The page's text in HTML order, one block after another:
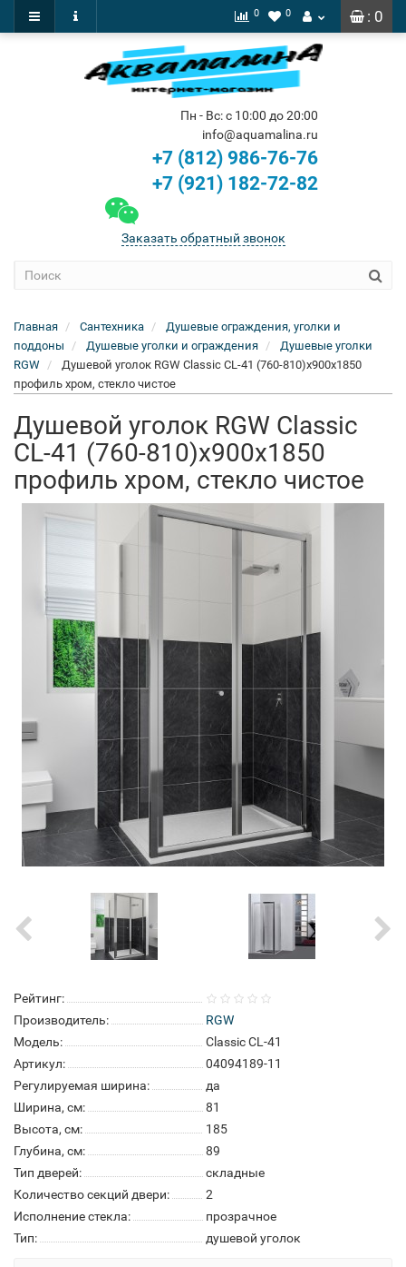
: 0
0 0
Пн - Вс: с 10:00 до 20:00
info@aquamalina.ru
+7 (812) 986-76-76
+7 (921) 182-72-82
Заказать обратный звонок
Главная Сантехника
Душевые ограждения, уголки и
поддоны
Душевые уголки и ограждения
Душевые уголки
RGW
Душевой уголок RGW Classic CL-41 (760-810)x900x1850
профиль хром, стекло чистое
Душевой уголок RGW Classic
CL-41 (760-810)x900x1850
профиль хром, стекло чистое
Рейтинг:
Производитель:
RGW
Модель:
Classic CL-41
Артикул:
04094189-11
Регулируемая ширина:
да
Ширина, см:
81
Высота, см:
185
Глубина, см:
89
Тип дверей:
складные
Количество секций двери:
2
Исполнение стекла:
прозрачное
Тип:
душевой уголок